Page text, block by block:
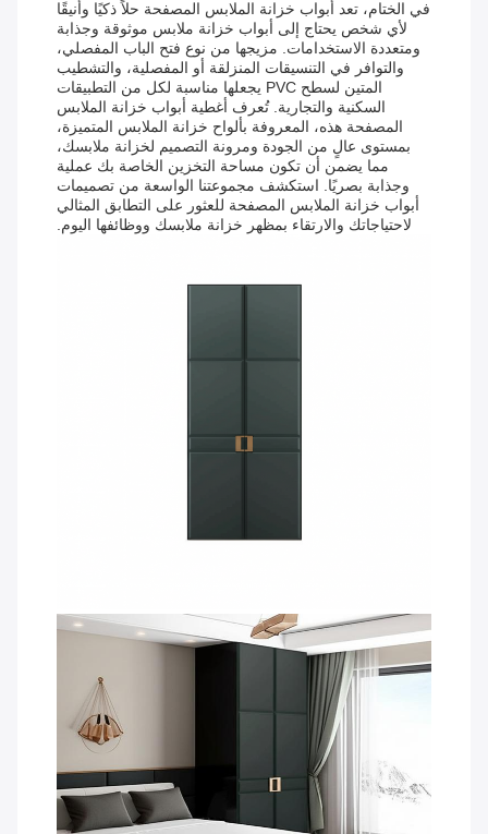
في الختام، تعد أبواب خزانة الملابس المصفحة حلاً ذكيًا وأنيقًا
لأي شخص يحتاج إلى أبواب خزانة ملابس موثوقة وجذابة
ومتعددة الاستخدامات. مزيجها من نوع فتح الباب المفصلي،
والتوافر في التنسيقات المنزلقة أو المفصلية، والتشطيب
المتين لسطح PVC يجعلها مناسبة لكل من التطبيقات
السكنية والتجارية. تُعرف أغطية أبواب خزانة الملابس
المصفحة هذه، المعروفة بألواح خزانة الملابس المتميزة،
بمستوى عالٍ من الجودة ومرونة التصميم لخزانة ملابسك،
مما يضمن أن تكون مساحة التخزين الخاصة بك عملية
وجذابة بصريًا. استكشف مجموعتنا الواسعة من تصميمات
أبواب خزانة الملابس المصفحة للعثور على التطابق المثالي
لاحتياجاتك والارتقاء بمظهر خزانة ملابسك ووظائفها اليوم.